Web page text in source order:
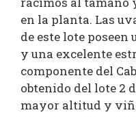
en la planta. Las
de este lote poseen
y una excelente
componente del
obtenido del lote 2
mayor altitud y